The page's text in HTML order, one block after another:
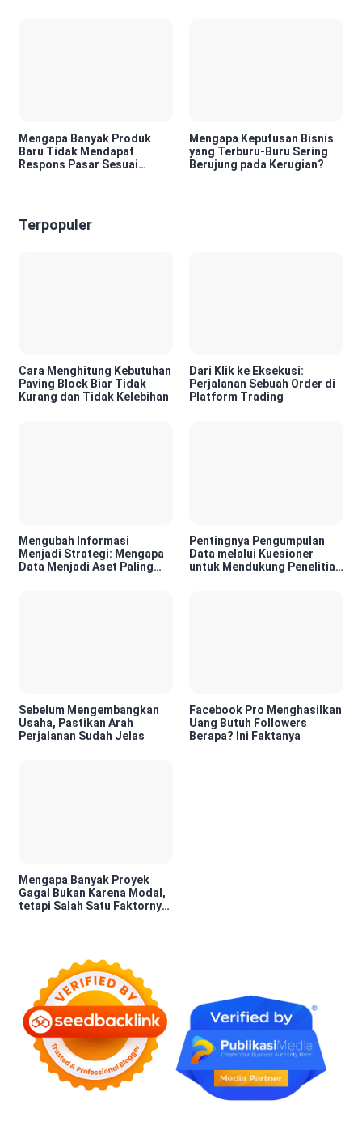
Mengapa Banyak Produk
Baru Tidak Mendapat
Respons Pasar Sesuai
Mengapa Keputusan Bisnis
yang Terburu-Buru Sering
Berujung pada Kerugian?
Terpopuler
Cara Menghitung Kebutuhan
Paving Block Biar Tidak
Kurang dan Tidak Kelebihan
Dari Klik ke Eksekusi:
Perjalanan Sebuah Order di
Platform Trading
Mengubah Informasi
Menjadi Strategi: Mengapa
Data Menjadi Aset Paling
Pentingnya Pengumpulan
Data melalui Kuesioner
untuk Mendukung Penelitian
Sebelum Mengembangkan
Usaha, Pastikan Arah
Perjalanan Sudah Jelas
Facebook Pro Menghasilkan
Uang Butuh Followers
Berapa? Ini Faktanya
Mengapa Banyak Proyek
Gagal Bukan Karena Modal,
tetapi Salah Satu Faktornya